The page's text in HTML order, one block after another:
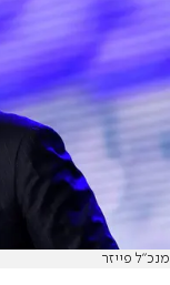
מנכ"ל פייזר